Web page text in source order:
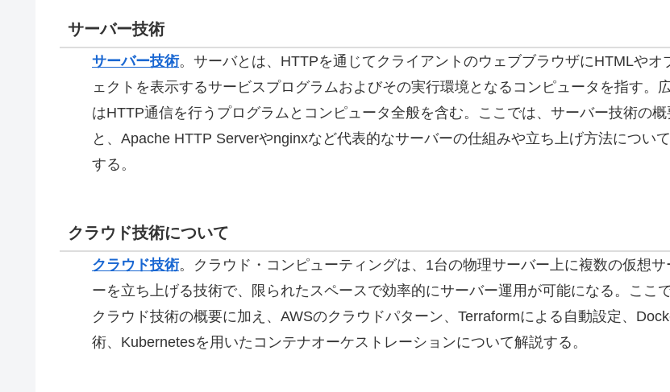
サーバー技術
サーバー技術。 サーバとは、HTTPを通じてクライアントのウェブブラウザにHTMLやオ
ェクトを表示するサービスプログラムおよびその実行環境となるコンピュータを指す。
はHTTP通信を行うプログラムとコンピュータ全般を含む。ここでは、サーバー技術の概
と、Apache HTTP Serverやnginxなど代表的なサーバーの仕組みや立ち上げ方法につい
する。
クラウド技術について
クラウド技術。 クラウド・コンピューティングは、1台の物理サーバー上に複数の仮想サ
ーを立ち上げる技術で、限られたスペースで効率的にサーバー運用が可能になる。ここで
クラウド技術の概要に加え、AWSのクラウドパターン、Terraformによる自動設定、
術、Kubernetesを用いたコンテナオーケストレーションについて解説する。